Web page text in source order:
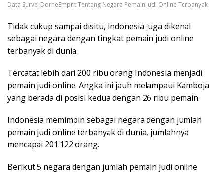
Data Survei DorneEmprit Tentang Negara Pemain Judi Online Terbanyak
Tidak cukup sampai disitu, Indonesia juga dikenal
sebagai negara dengan tingkat pemain judi online
terbanyak di dunia.
Tercatat lebih dari 200 ribu orang Indonesia menjadi
pemain judi online. Angka ini jauh melampaui Kamboja
yang berada di posisi kedua dengan 26 ribu pemain.
Indonesia memimpin sebagai negara dengan jumlah
pemain judi online terbanyak di dunia, jumlahnya
mencapai 201.122 orang.
Berikut 5 negara dengan jumlah pemain judi online